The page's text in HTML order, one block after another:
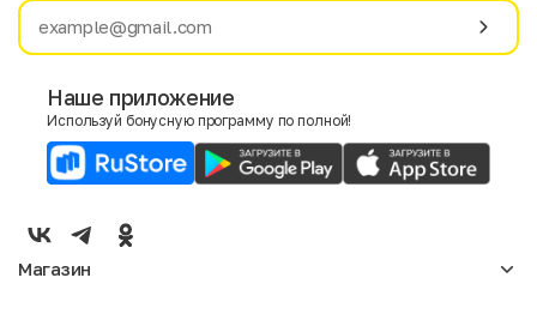
Имя
E-mail
Мужской
Наше приложение
Используй бонусную программу по полной!
Магазин